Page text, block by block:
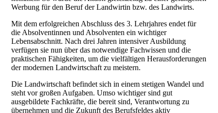
Werbung für den Beruf der Landwirtin bzw. des Landwirts.
Mit dem erfolgreichen Abschluss des 3. Lehrjahres endet für
die Absolventinnen und Absolventen ein wichtiger
Lebensabschnitt. Nach drei Jahren intensiver Ausbildung
verfügen sie nun über das notwendige Fachwissen und die
praktischen Fähigkeiten, um die vielfältigen Herausforderungen
der modernen Landwirtschaft zu meistern.
Die Landwirtschaft befindet sich in einem stetigen Wandel und
steht vor großen Aufgaben. Umso wichtiger sind gut
ausgebildete Fachkräfte, die bereit sind, Verantwortung zu
übernehmen und die Zukunft des Berufsfeldes aktiv